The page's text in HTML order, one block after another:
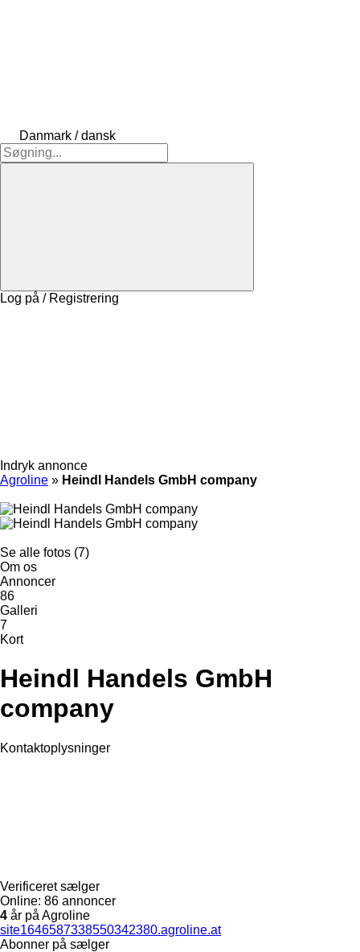
Danmark / dansk
Log på / Registrering
Indryk annonce
Agroline » Heindl Handels GmbH company
Se alle fotos (7)
Om os
Annoncer
86
Galleri
7
Kort
Heindl Handels GmbH
company
Kontaktoplysninger
Verificeret sælger
Online: 86 annoncer
4 år på Agroline
site1646587338550342380.agroline.at
Abonner på sælger